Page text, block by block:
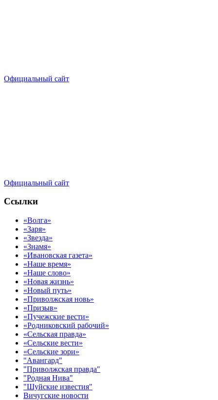
Официальный сайт
Официальный сайт
Ссылки
«Волга»
«Заря»
«Звезда»
«Знамя»
«Ивановская газета»
«Наше время»
«Наше слово»
«Новая жизнь»
«Новый путь»
«Приволжская новь»
«Призыв»
«Пучежские вести»
«Родниковский рабочий»
«Сельская правда»
«Сельские вести»
«Сельские зори»
"Авангард"
"Приволжская правда"
"Родная Нива"
"Шуйские известия"
Вичугские новости